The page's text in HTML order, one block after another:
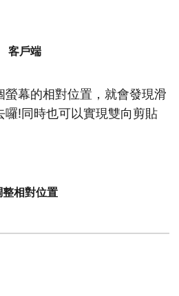
客戶端
螢幕的相對位置，就會發現滑
囉!同時也可以實現雙向剪貼
整相對位置